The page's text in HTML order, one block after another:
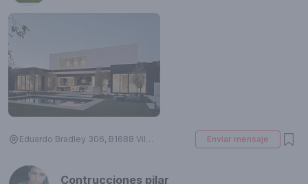
Eduardo Bradley 306, B1688 Villa Tesei, Provincia de Buenos Aires, Argentina Enviar mensaje
Contrucciones pilar